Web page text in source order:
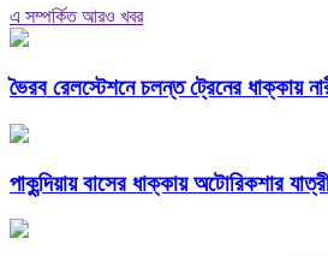
এ সম্পর্কিত আরও খবর
ভৈরব রেলস্টেশনে চলন্ত ট্রেনের ধাক্কায়
পাকুন্দিয়ায় বাসের ধাক্কায় অটোরিকশার